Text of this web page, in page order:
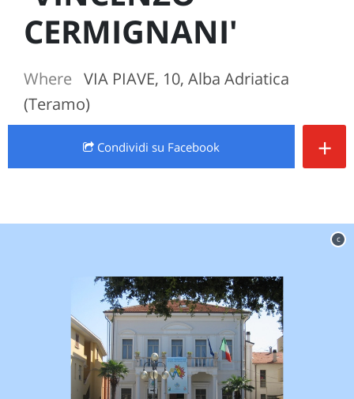
CERMIGNANI'
Where VIA PIAVE, 10, Alba Adriatica
(Teramo)
Condividi su Facebook +
c